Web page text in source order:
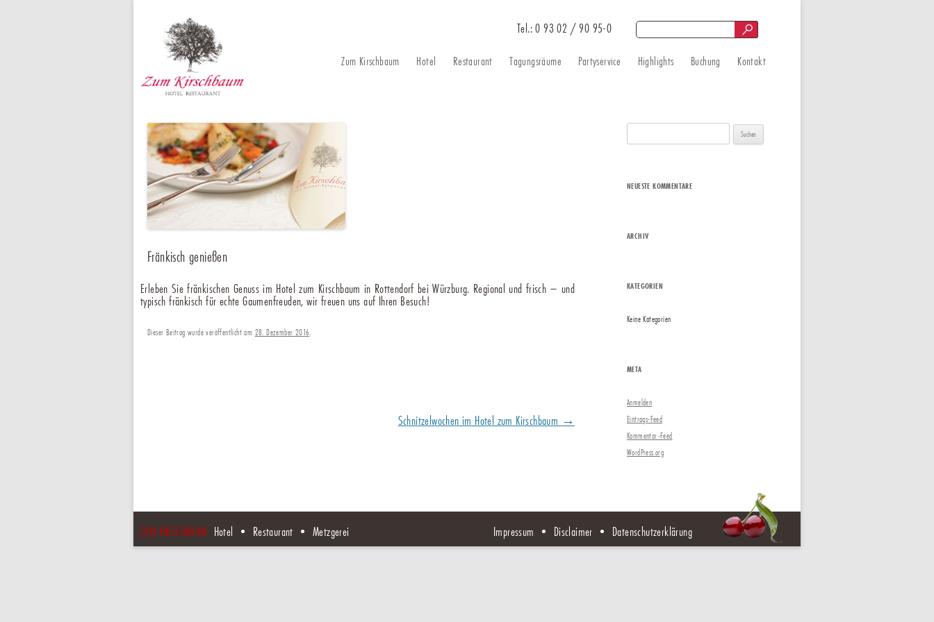
Tel.: 0 93 02 / 90 95-0
Zum Kirschbaum Hotel Restaurant Tagungsräume Partyservice Highlights Buchung Kontakt
Fränkisch genießen
Erleben Sie fränkischen Genuss im Hotel zum Kirschbaum in Rottendorf bei Würzburg. Regional und frisch – und
typisch fränkisch für echte Gaumenfreuden, wir freuen uns auf Ihren Besuch!
Dieser Beitrag wurde veröffentlicht am 28. Dezember 2016.
Schnitzelwochen im Hotel zum Kirschbaum →
nach:
NEUESTE KOMMENTARE
ARCHIV
KATEGORIEN
Keine Kategorien
META
Anmelden
Eintrags-Feed
Kommentar-Feed
WordPress.org
ZUM KIRSCHBAUM Hotel • Restaurant • Metzgerei Impressum • Disclaimer • Datenschutzerklärung